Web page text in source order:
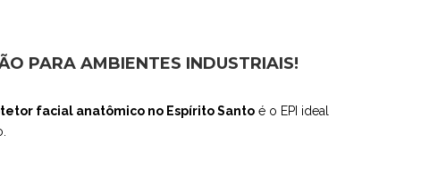
PARA AMBIENTES INDUSTRIAIS!
facial anatômico no Espírito Santo é o EPI ideal